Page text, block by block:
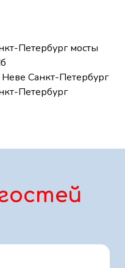
Петербург мосты
Неве Санкт-Петербург
Петербург